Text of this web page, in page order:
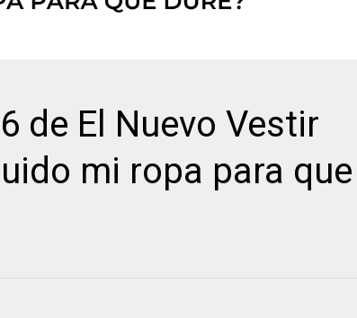
de El Nuevo Vestir
mi ropa para que